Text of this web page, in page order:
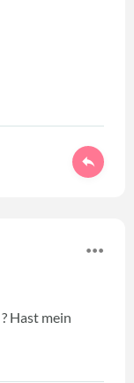
? Hast mein